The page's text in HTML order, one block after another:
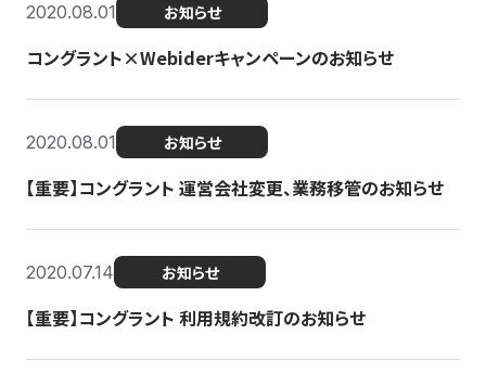
2020.08.01 お知らせ
コングラント×Webiderキャンペーンのお知らせ
2020.08.01 お知らせ
【重要】コングラント 運営会社変更、業務移管のお知らせ
2020.07.14 お知らせ
【重要】コングラント 利用規約改訂のお知らせ